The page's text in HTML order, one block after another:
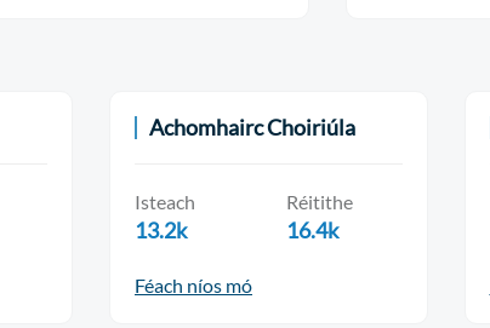
Achomhairc Choiriúla
Isteach
13.2k
Réitithe
16.4k
Féach níos mó